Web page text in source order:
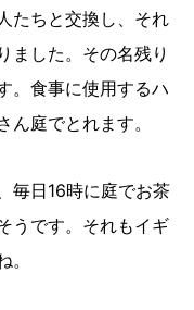
たちと交換し、それ
ました。その名残り
。食事に使用するハ
庭でとれます。
毎日16時に庭でお茶
うです。それもイギ